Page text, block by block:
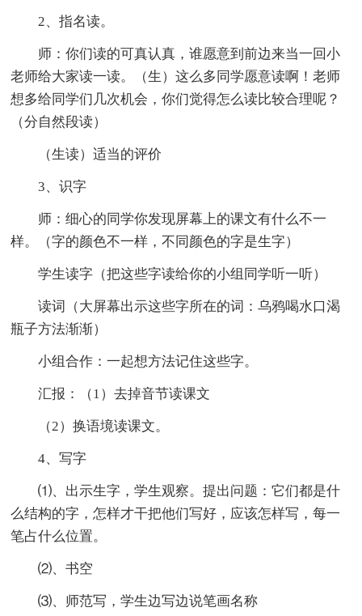
2、指名读。
师：你们读的可真认真，谁愿意到前边来当一回小
老师给大家读一读。（生）这么多同学愿意读啊！老师
想多给同学们几次机会，你们觉得怎么读比较合理呢？
（分自然段读）
（生读）适当的评价
3、识字
师：细心的同学你发现屏幕上的课文有什么不一
样。（字的颜色不一样，不同颜色的字是生字）
学生读字（把这些字读给你的小组同学听一听）
读词（大屏幕出示这些字所在的词：乌鸦喝水口渴
瓶子方法渐渐）
小组合作：一起想方法记住这些字。
汇报：（1）去掉音节读课文
（2）换语境读课文。
4、写字
⑴、出示生字，学生观察。提出问题：它们都是什
么结构的字，怎样才干把他们写好，应该怎样写，每一
笔占什么位置。
⑵、书空
⑶、师范写，学生边写边说笔画名称